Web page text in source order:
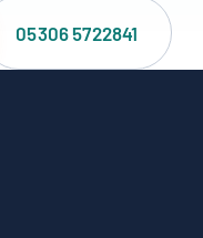
05306 5722841